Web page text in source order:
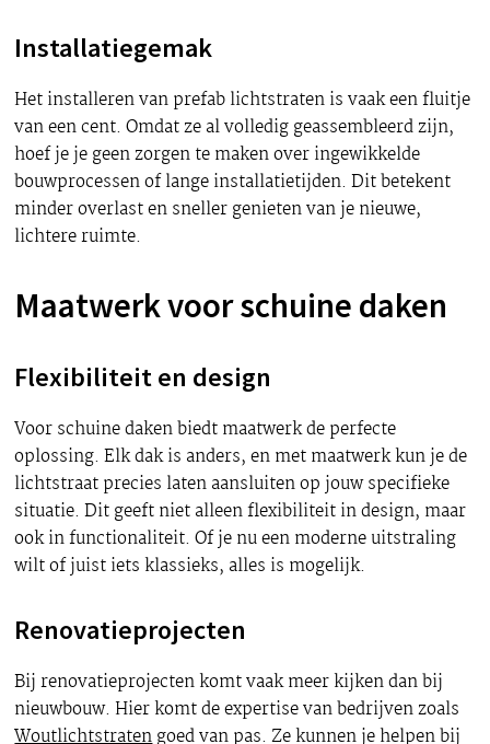
Installatiegemak
Het installeren van prefab lichtstraten is vaak een fluitje
van een cent. Omdat ze al volledig geassembleerd zijn,
hoef je je geen zorgen te maken over ingewikkelde
bouwprocessen of lange installatietijden. Dit betekent
minder overlast en sneller genieten van je nieuwe,
lichtere ruimte.
Maatwerk voor schuine daken
Flexibiliteit en design
Voor schuine daken biedt maatwerk de perfecte
oplossing. Elk dak is anders, en met maatwerk kun je de
lichtstraat precies laten aansluiten op jouw specifieke
situatie. Dit geeft niet alleen flexibiliteit in design, maar
ook in functionaliteit. Of je nu een moderne uitstraling
wilt of juist iets klassieks, alles is mogelijk.
Renovatieprojecten
Bij renovatieprojecten komt vaak meer kijken dan bij
nieuwbouw. Hier komt de expertise van bedrijven zoals
Woutlichtstratengoed van pas. Ze kunnen je helpen bij